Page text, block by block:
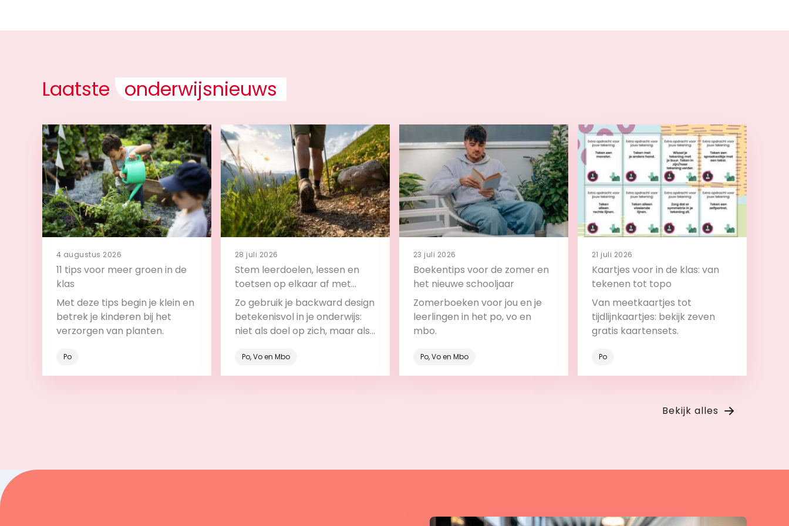
Laatste onderwijsnieuws
4 augustus 2026
11 tips voor meer groen in de
klas
Met deze tips begin je klein en
betrek je kinderen bij het
verzorgen van planten.
Po
28 juli 2026
Stem leerdoelen, lessen en
toetsen op elkaar af met
backward design
Zo gebruik je backward design
betekenisvol in je onderwijs:
niet als doel op zich, maar als
Po, Vo en Mbo
23 juli 2026
Boekentips voor de zomer en
het nieuwe schooljaar
Zomerboeken voor jou en je
leerlingen in het po, vo en
mbo.
Po, Vo en Mbo
21 juli 2026
Kaartjes voor in de klas: van
tekenen tot topo
Van meetkaartjes tot
tijdlijnkaartjes: bekijk zeven
gratis kaartensets.
Po
Bekijk alles